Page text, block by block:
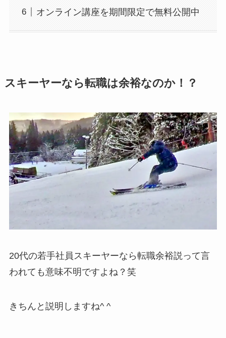
オンライン講座を期間限定で無料公開中
スキーヤーなら転職は余裕なのか！？
20代の若手社員スキーヤーなら転職余裕説って言
われても意味不明ですよね？笑
きちんと説明しますね^ ^